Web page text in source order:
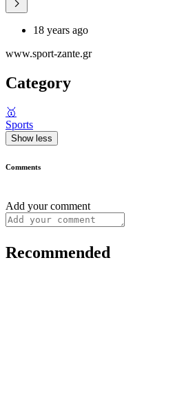
18 years ago
www.sport-zante.gr
Category
🥇
Sports
Show less
Comments
Add your comment
Recommended